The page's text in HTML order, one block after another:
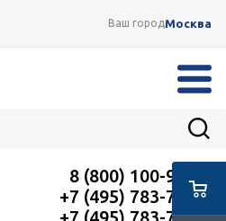
Ваш городМосква
8 (800) 100-91-12
+7 (495) 783-72-87